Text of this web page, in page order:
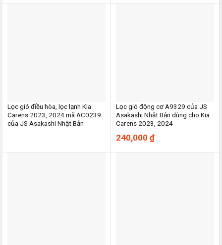
Lọc gió điều hòa, lọc lạnh Kia
Carens 2023, 2024 mã AC0239
của JS Asakashi Nhật Bản
Lọc gió động cơ A9329 của JS
Asakashi Nhật Bản dùng cho Kia
Carens 2023, 2024
240,000 ₫